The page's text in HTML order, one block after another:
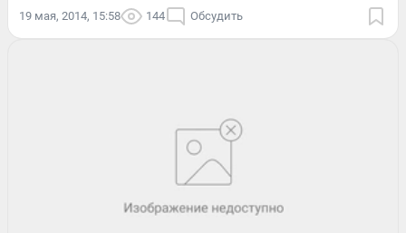
19 мая, 2014, 15:58 144 Обсудить